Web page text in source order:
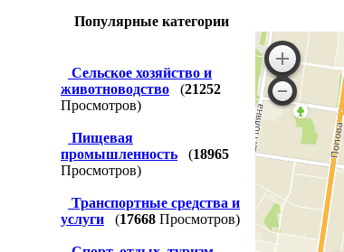
Популярные категории
Сельское хозяйство и
животноводство
(21252
Просмотров)
Пищевая
промышленность
(18965
Просмотров)
Транспортные средства и
услуги
(17668 Просмотров)